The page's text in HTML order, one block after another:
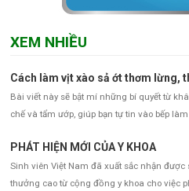
XEM NHIỀU
Cách làm vịt xào sả ớt thơm lừng,
Bài viết này sẽ bật mí những bí quyết từ
chế và tẩm ướp, giúp bạn tự tin vào bếp
PHÁT HIỆN MỚI CỦA Y KHOA
Sinh viên Việt Nam đã xuất sắc nhận
thưởng cao từ cộng đồng y khoa cho việc